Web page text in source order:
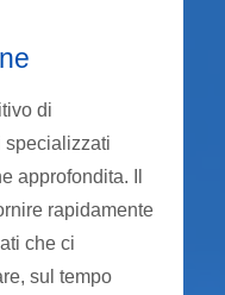
di
specializzati
approfondita. Il
rapidamente
che ci
sul tempo